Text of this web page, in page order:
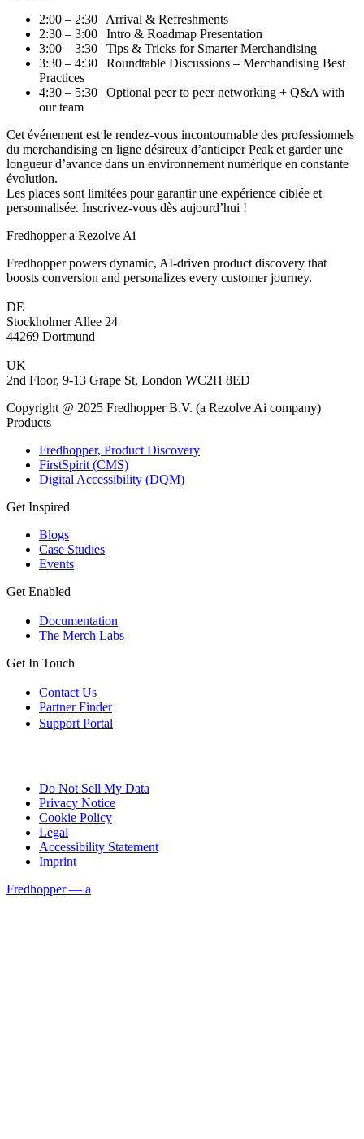
2:00 – 2:30 | Arrival & Refreshments
2:30 – 3:00 | Intro & Roadmap Presentation
3:00 – 3:30 | Tips & Tricks for Smarter Merchandising
3:30 – 4:30 | Roundtable Discussions – Merchandising Best
Practices
4:30 – 5:30 | Optional peer to peer networking + Q&A with
our team
Cet événement est le rendez-vous incontournable des professionnels
du merchandising en ligne désireux d’anticiper Peak et garder une
longueur d’avance dans un environnement numérique en constante
évolution.
Les places sont limitées pour garantir une expérience ciblée et
personnalisée. Inscrivez-vous dès aujourd’hui !
Fredhopper a Rezolve Ai
Fredhopper powers dynamic, AI-driven product discovery that
boosts conversion and personalizes every customer journey.
DE
Stockholmer Allee 24
44269 Dortmund
UK
2nd Floor, 9-13 Grape St, London WC2H 8ED
Copyright @ 2025 Fredhopper B.V. (a Rezolve Ai company)
Products
Fredhopper, Product Discovery
FirstSpirit (CMS)
Digital Accessibility (DQM)
Get Inspired
Blogs
Case Studies
Events
Get Enabled
Documentation
The Merch Labs
Get In Touch
Contact Us
Partner Finder
Support Portal
Do Not Sell My Data
Privacy Notice
Cookie Policy
Legal
Accessibility Statement
Imprint
Fredhopper — a